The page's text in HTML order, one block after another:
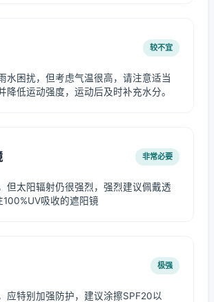
较不宜
水困扰，但考虑气温很高，请注意适当
降低运动强度，运动后及时补充水分。
非常必要
但太阳辐射仍很强烈，强烈建议佩戴透
吸收的遮阳镜
极强
应特别加强防护，建议涂擦SPF20以